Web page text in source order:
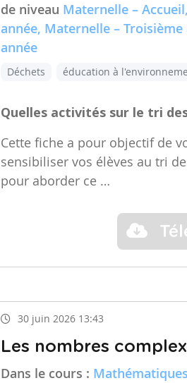
de niveau Maternelle –
année, Maternelle –
année
Déchets éducation à
Quelles activités sur le tri
Cette fiche a pour objectif de
sensibiliser vos élèves au tri
pour aborder ce …
30 juin 2026 13:43
Les nombres
Dans le cours : Mathématiques